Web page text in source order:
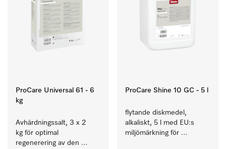
ProCare Universal 61 - 6
kg
Avhärdningssalt, 3 x 2
kg för optimal
regenerering av den
ProCare Shine 10 GC - 5 l
flytande diskmedel,
alkaliskt, 5 l med EU:s
miljömärkning för